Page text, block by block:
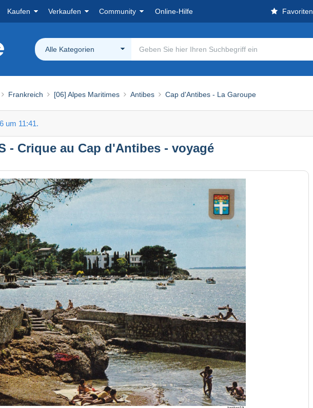
Kaufen Verkaufen Community Online-Hilfe Favoriten
Alle Kategorien
Frankreich [06] Alpes Maritimes Antibes Cap d'Antibes - La Garoupe
um 11:41.
- Crique au Cap d'Antibes - voyagé